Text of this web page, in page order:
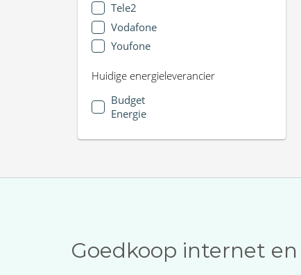
Tele2
Vodafone
Youfone
Huidige energieleverancier
Budget
Energie
Goedkoop internet